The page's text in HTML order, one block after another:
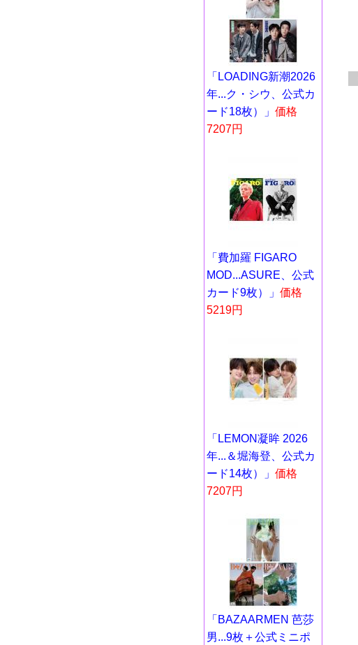
「LOADING新潮2026
年...ク・シウ、公式カ
ード18枚）」 価格
7207円
「費加羅 FIGARO
MOD...ASURE、公式
カード9枚）」 価格
5219円
「LEMON凝眸 2026
年...＆堀海登、公式カ
ード14枚）」 価格
7207円
「BAZAARMEN 芭莎
男...9枚＋公式ミニポ